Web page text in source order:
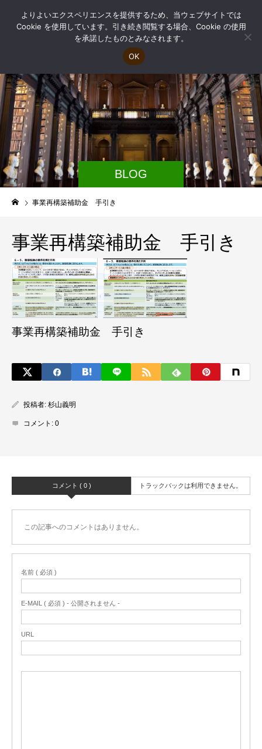
BLOG
事業再構築補助金 手引き
事業再構築補助金 手引き
事業再構築補助金 手引き
投稿者: 杉山義明
コメント: 0
コメント ( 0 ) トラックバックは利用できません。
この記事へのコメントはありません。
名前 ( 必須 )
E-MAIL ( 必須 ) - 公開されません -
URL
よりよいエクスペリエンスを提供するため、当ウェブサイトでは
Cookie を使用しています。引き続き閲覧する場合、Cookie の使用
を承諾したものとみなされます。
OK